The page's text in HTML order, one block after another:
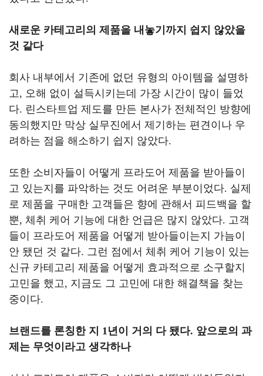
새로운 카테고리의 제품을 내놓기까지 쉽지 않았을
것 같다
회사 내부에서 기존에 없던 유형의 아이템을 설명하
고, 오해 없이 설득시키는데 가장 시간이 많이 들었
다. 린스타트업 제도를 만든 본사가 전체적인 방향에
동의했지만 막상 실무진에서 제기하는 편견이나 우
려하는 점을 해소하기 쉽지 않았다.
또한 소비자들이 어떻게 프라도어 제품을 받아들이
고 있는지를 파악하는 것도 어려운 부분이었다. 실제
로 제품을 구매한 고객들은 향에 관해서 피드백을 할
뿐, 체취 케어 기능에 대한 언급은 많지 않았다. 고객
들이 프라도어 제품을 어떻게 받아들이는지 가늠이
안 됐던 것 같다. 그런 점에서 체취 케어 기능이 있는
신규 카테고리 제품을 어떻게 효과적으로 소구할지
고민을 했고, 지금도 그 고민에 대한 해결책을 찾는
중이다.
브랜드를 론칭한 지 1년이 거의 다 됐다. 앞으로의 과
제는 무엇이라고 생각하나